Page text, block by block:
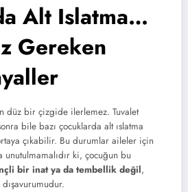
Alt Islatma…
Gereken
düz bir çizgide ilerlemez. Tuvalet
bile bazı çocuklarda alt ıslatma
çıkabilir. Bu durumlar aileler için
ki, çocuğun bu
bir inat ya da tembellik değil,